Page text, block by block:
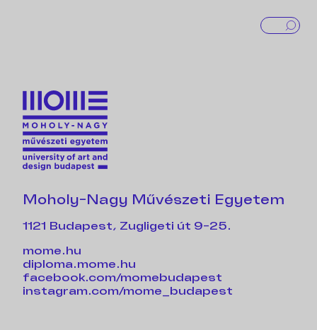
Moholy-Nagy Művészeti Egyetem
1121 Budapest, Zugligeti út 9-25.
mome.hu
diploma.mome.hu
facebook.com/momebudapest
instagram.com/mome_budapest